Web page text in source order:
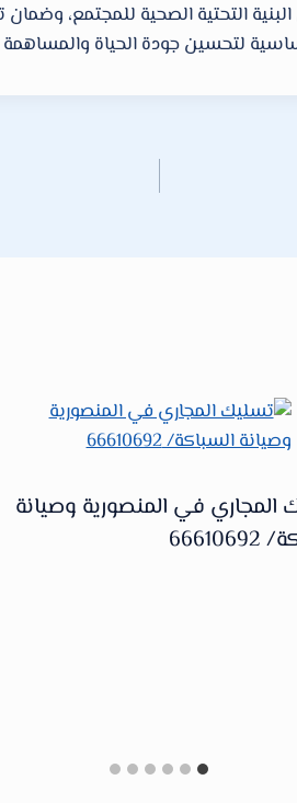
التحتية الصحية للمجتمع،
لتحسين جودة الحياة
المجاري في المنصورية وصيانة